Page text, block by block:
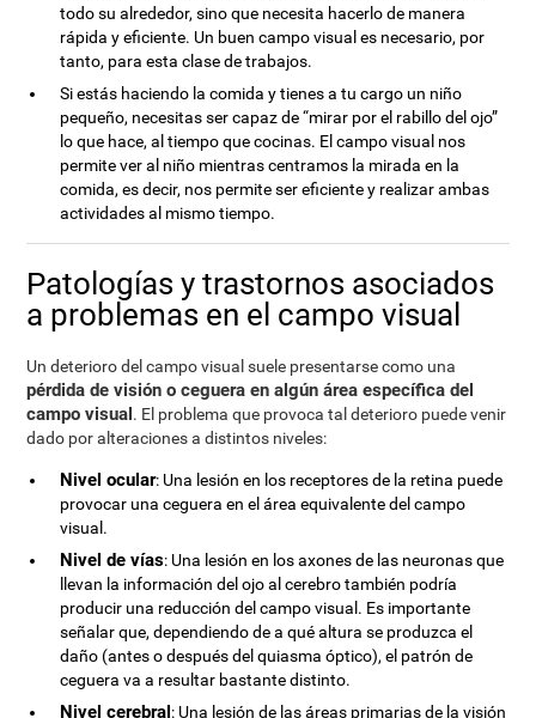
todo su alrededor, sino que necesita hacerlo de manera
rápida y eficiente. Un buen campo visual es necesario, por
tanto, para esta clase de trabajos.
Si estás haciendo la comida y tienes a tu cargo un niño
pequeño, necesitas ser capaz de “mirar por el rabillo del ojo”
lo que hace, al tiempo que cocinas. El campo visual nos
permite ver al niño mientras centramos la mirada en la
comida, es decir, nos permite ser eficiente y realizar ambas
actividades al mismo tiempo.
Patologías y trastornos asociados
a problemas en el campo visual
Un deterioro del campo visual suele presentarse como una
pérdida de visión o ceguera en algún área específica del
campo visual. El problema que provoca tal deterioro puede venir
dado por alteraciones a distintos niveles:
Nivel ocular: Una lesión en los receptores de la retina puede
provocar una ceguera en el área equivalente del campo
visual.
Nivel de vías: Una lesión en los axones de las neuronas que
llevan la información del ojo al cerebro también podría
producir una reducción del campo visual. Es importante
señalar que, dependiendo de a qué altura se produzca el
daño (antes o después del quiasma óptico), el patrón de
ceguera va a resultar bastante distinto.
Nivel cerebral: Una lesión de las áreas primarias de la visión